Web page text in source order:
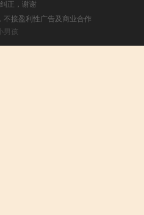
正，谢谢
接盈利性广告及商业合作
男孩